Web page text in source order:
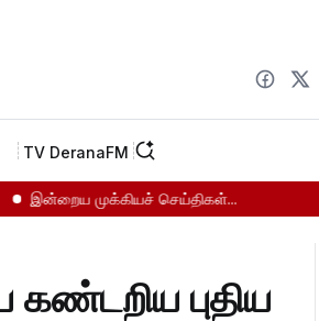
TV DeranaFM
இன்றைய முக்கியச் செய்திகள்...